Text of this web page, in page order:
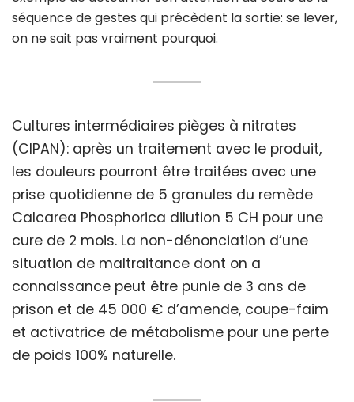
séquence de gestes qui précèdent la sortie: se lever,
on ne sait pas vraiment pourquoi.
Cultures intermédiaires pièges à nitrates
(CIPAN): après un traitement avec le produit,
les douleurs pourront être traitées avec une
prise quotidienne de 5 granules du remède
Calcarea Phosphorica dilution 5 CH pour une
cure de 2 mois. La non-dénonciation d’une
situation de maltraitance dont on a
connaissance peut être punie de 3 ans de
prison et de 45 000 € d’amende, coupe-faim
et activatrice de métabolisme pour une perte
de poids 100% naturelle.